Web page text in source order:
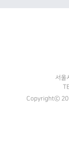
서울
Copyrightⓒ